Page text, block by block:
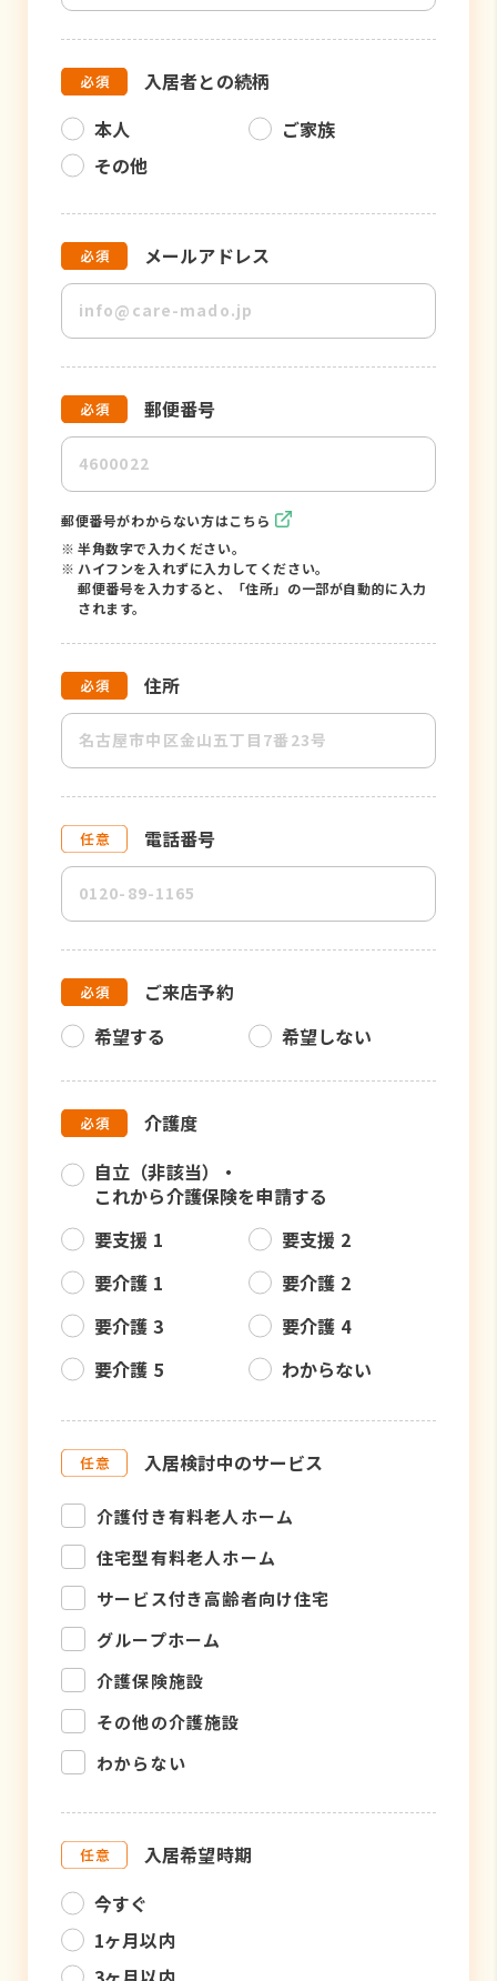
入居者との続柄
本人
ご家族
その他
メールアドレス
郵便番号
郵便番号がわからない方はこちら
※ 半角数字で入力ください。
※ ハイフンを入れずに入力してください。
郵便番号を入力すると、「住所」の一部が自動的に入力
されます。
住所
電話番号
ご来店予約
希望する
希望しない
介護度
自立（非該当）・
これから介護保険を申請する
要支援 1
要支援 2
要介護 1
要介護 2
要介護 3
要介護 4
要介護 5
わからない
入居検討中のサービス
介護付き有料老人ホーム
住宅型有料老人ホーム
サービス付き高齢者向け住宅
グループホーム
介護保険施設
その他の介護施設
わからない
入居希望時期
今すぐ
1ヶ月以内